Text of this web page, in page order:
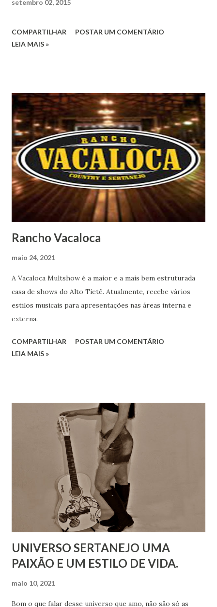
setembro 02, 2015
COMPARTILHAR
POSTAR UM COMENTÁRIO
LEIA MAIS »
Rancho Vacaloca
maio 24, 2021
A Vacaloca Multshow é a maior e a mais bem estruturada
casa de shows do Alto Tietê. Atualmente, recebe vários
estilos musicais para apresentações nas áreas interna e
externa.
COMPARTILHAR
POSTAR UM COMENTÁRIO
LEIA MAIS »
UNIVERSO SERTANEJO UMA
PAIXÃO E UM ESTILO DE VIDA.
maio 10, 2021
Bom o que falar desse universo que amo, não são só as